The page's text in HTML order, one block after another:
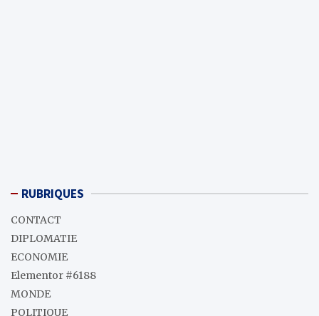
RUBRIQUES
CONTACT
DIPLOMATIE
ECONOMIE
Elementor #6188
MONDE
POLITIQUE